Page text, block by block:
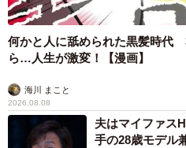
何かと人に舐められた黒髪時代
ら…人生が激変！【漫画】
海川 まこと
2026.08.08
夫はマイファス
手の28歳モデル